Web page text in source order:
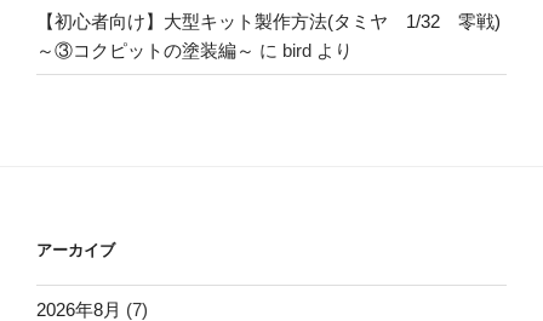
【初心者向け】大型キット製作方法(タミヤ 1/32 零戦)
～③コクピットの塗装編～ に bird より
アーカイブ
2026年8月 (7)